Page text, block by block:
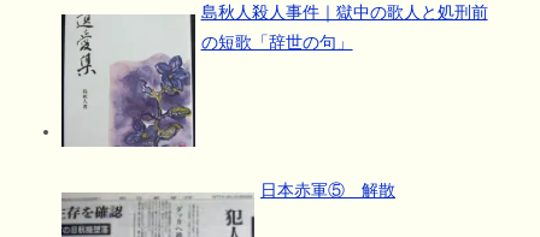
島秋人殺人事件｜獄中の歌人と処刑前
の短歌「辞世の句」
日本赤軍⑤ 解散